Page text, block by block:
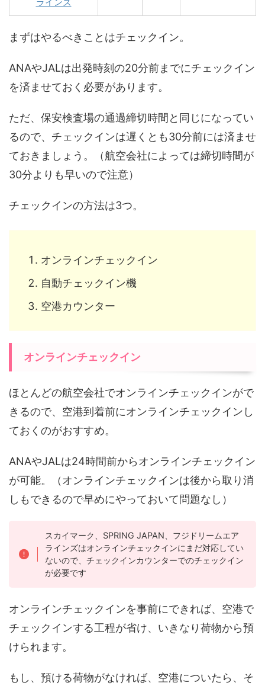
まずはやるべきことはチェックイン。
ANAやJALは出発時刻の20分前までにチェックイン
を済ませておく必要があります。
ただ、保安検査場の通過締切時間と同じになってい
るので、チェックインは遅くとも30分前には済ませ
ておきましょう。（航空会社によっては締切時間が
30分よりも早いので注意）
チェックインの方法は3つ。
オンラインチェックイン
自動チェックイン機
空港カウンター
オンラインチェックイン
ほとんどの航空会社でオンラインチェックインがで
きるので、空港到着前にオンラインチェックインし
ておくのがおすすめ。
ANAやJALは24時間前からオンラインチェックイン
が可能。（オンラインチェックインは後から取り消
しもできるので早めにやっておいて問題なし）
スカイマーク、SPRING JAPAN、フジドリームエア
ラインズはオンラインチェックインにまだ対応してい
ないので、チェックインカウンターでのチェックイン
が必要です
オンラインチェックインを事前にできれば、空港で
チェックインする工程が省け、いきなり荷物から預
けられます。
もし、預ける荷物がなければ、空港についたら、そ